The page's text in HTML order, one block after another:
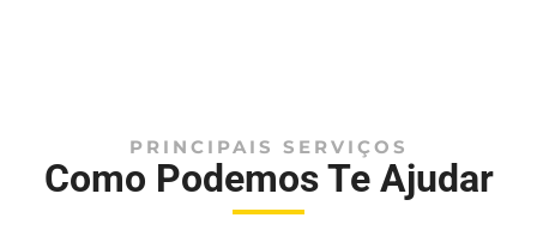
PRINCIPAIS SERVIÇOS
Como Podemos Te Ajudar